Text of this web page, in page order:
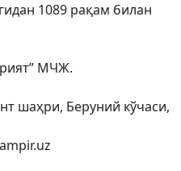
1089 рақам билан
МЧЖ.
шаҳри, Беруний кўчаси,